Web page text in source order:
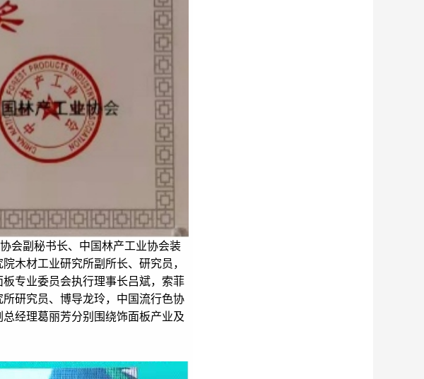
会副秘书长、中国林产工业协会装
木材工业研究所副所长、研究员，
专业委员会执行理事长吕斌，索菲
研究员、博导龙玲，中国流行色协
经理葛丽芳分别围绕饰面板产业及